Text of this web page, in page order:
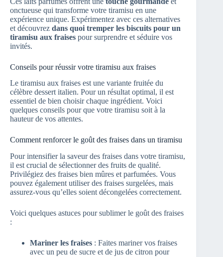
onctueuse qui transforme votre tiramisu en une
expérience unique. Expérimentez avec ces alternatives
et découvrez dans quoi tremper les biscuits pour un
tiramisu aux fraises pour surprendre et séduire vos
invités.
Conseils pour réussir votre tiramisu aux fraises
Le tiramisu aux fraises est une variante fruitée du
célèbre dessert italien. Pour un résultat optimal, il est
essentiel de bien choisir chaque ingrédient. Voici
quelques conseils pour que votre tiramisu soit à la
hauteur de vos attentes.
Comment renforcer le goût des fraises dans un tiramisu
Pour intensifier la saveur des fraises dans votre tiramisu,
il est crucial de sélectionner des fruits de qualité.
Privilégiez des fraises bien mûres et parfumées. Vous
pouvez également utiliser des fraises surgelées, mais
assurez-vous qu’elles soient décongelées correctement.
Voici quelques astuces pour sublimer le goût des fraises
:
Mariner les fraises : Faites mariner vos fraises
avec un peu de sucre et de jus de citron pour